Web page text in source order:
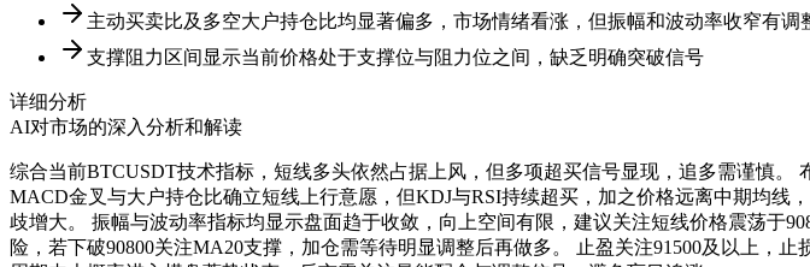
主动买卖比及多空大户持仓比均显著偏多，市场情绪看涨，但振幅和波动率收窄有调
支撑阻力区间显示当前价格处于支撑位与阻力位之间，缺乏明确突破信号
详细分析
AI对市场的深入分析和解读
综合当前BTCUSDT技术指标，短线多头依然占据上风，但多项超买信号显现，追多需谨慎。
MACD金叉与大户持仓比确立短线上行意愿，但KDJ与RSI持续超买，加之价格远离中期均
歧增大。 振幅与波动率指标均显示盘面趋于收敛，向上空间有限，建议关注短线价格震荡于
险，若下破90800关注MA20支撑，加仓需等待明显调整后再做多。 止盈关注91500及以上，